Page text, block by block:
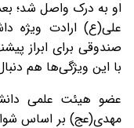
او به درک واصل شد؛
علی(ع) ارادت ویژه
صندوقی برای ابراز
با این ویژگی‌ها هم
عضو هیئت علمی